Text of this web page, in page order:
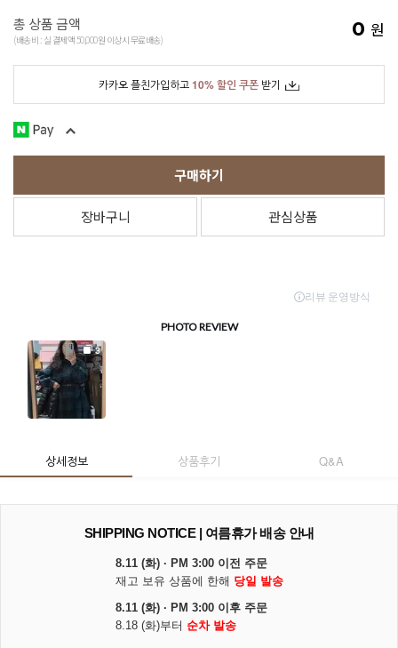
총 상품 금액
(배송비 : 실 결제액 50,000원 이상시 무료배송) 0 원
카카오 플친가입하고10% 할인 쿠폰 받기
구매하기
장바구니 관심상품
상세정보 상품후기 Q&A
SHIPPING NOTICE | 여름휴가 배송 안내
8.11 (화) · PM 3:00 이전 주문
재고 보유 상품에 한해 당일 발송
8.11 (화) · PM 3:00 이후 주문
8.18 (화)부터 순차 발송